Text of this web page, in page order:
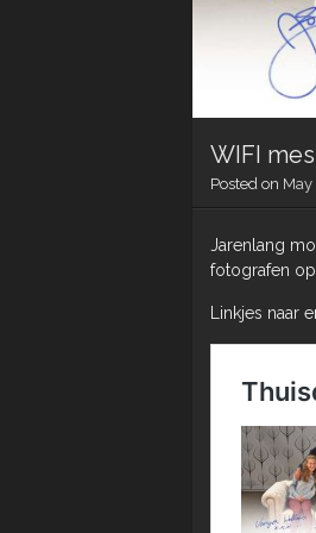
WIFI
Posted on May
Jarenlang
fotografen
Linkjes naar